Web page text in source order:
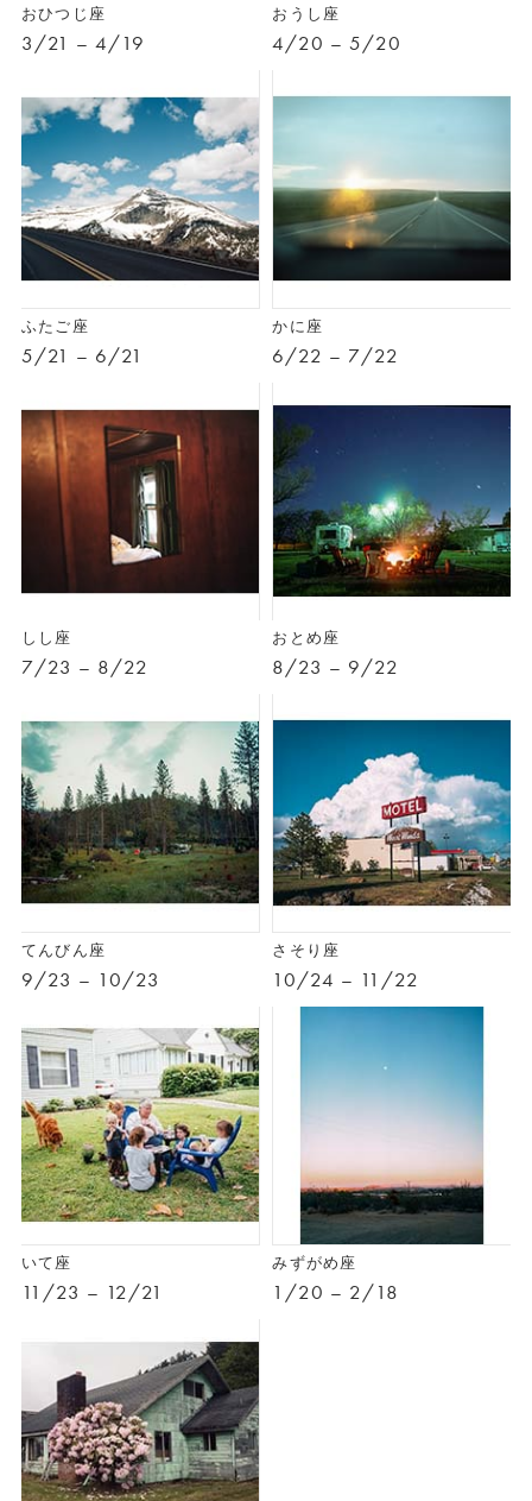
おひつじ座
3/21 – 4/19
おうし座
4/20 – 5/20
ふたご座
5/21 – 6/21
かに座
6/22 – 7/22
しし座
7/23 – 8/22
おとめ座
8/23 – 9/22
てんびん座
9/23 – 10/23
さそり座
10/24 – 11/22
いて座
11/23 – 12/21
みずがめ座
1/20 – 2/18